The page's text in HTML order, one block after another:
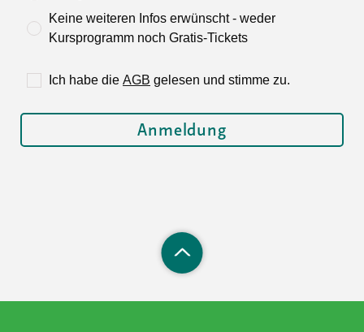
Keine weiteren Infos erwünscht - weder
Kursprogramm noch Gratis-Tickets
Ich habe die AGB gelesen und stimme zu.